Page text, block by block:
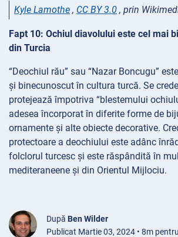
Kyle Lamothe , CC BY 3.0 , prin
Fapt 10: Ochiul diavolului este cel mai
din Turcia
“Deochiul rău” sau “Nazar Boncugu”
și binecunoscut în cultura turcă. Se
protejează împotriva “blestemului
adesea încorporat în diferite forme de
ornamente și alte obiecte decorative.
protectoare a deochiului este adânc
folclorul turcesc și este răspândită în
mediteraneene și din Orientul Mijlociu.
După Ben Wilder
Publicat Martie 03, 2024 • 8m